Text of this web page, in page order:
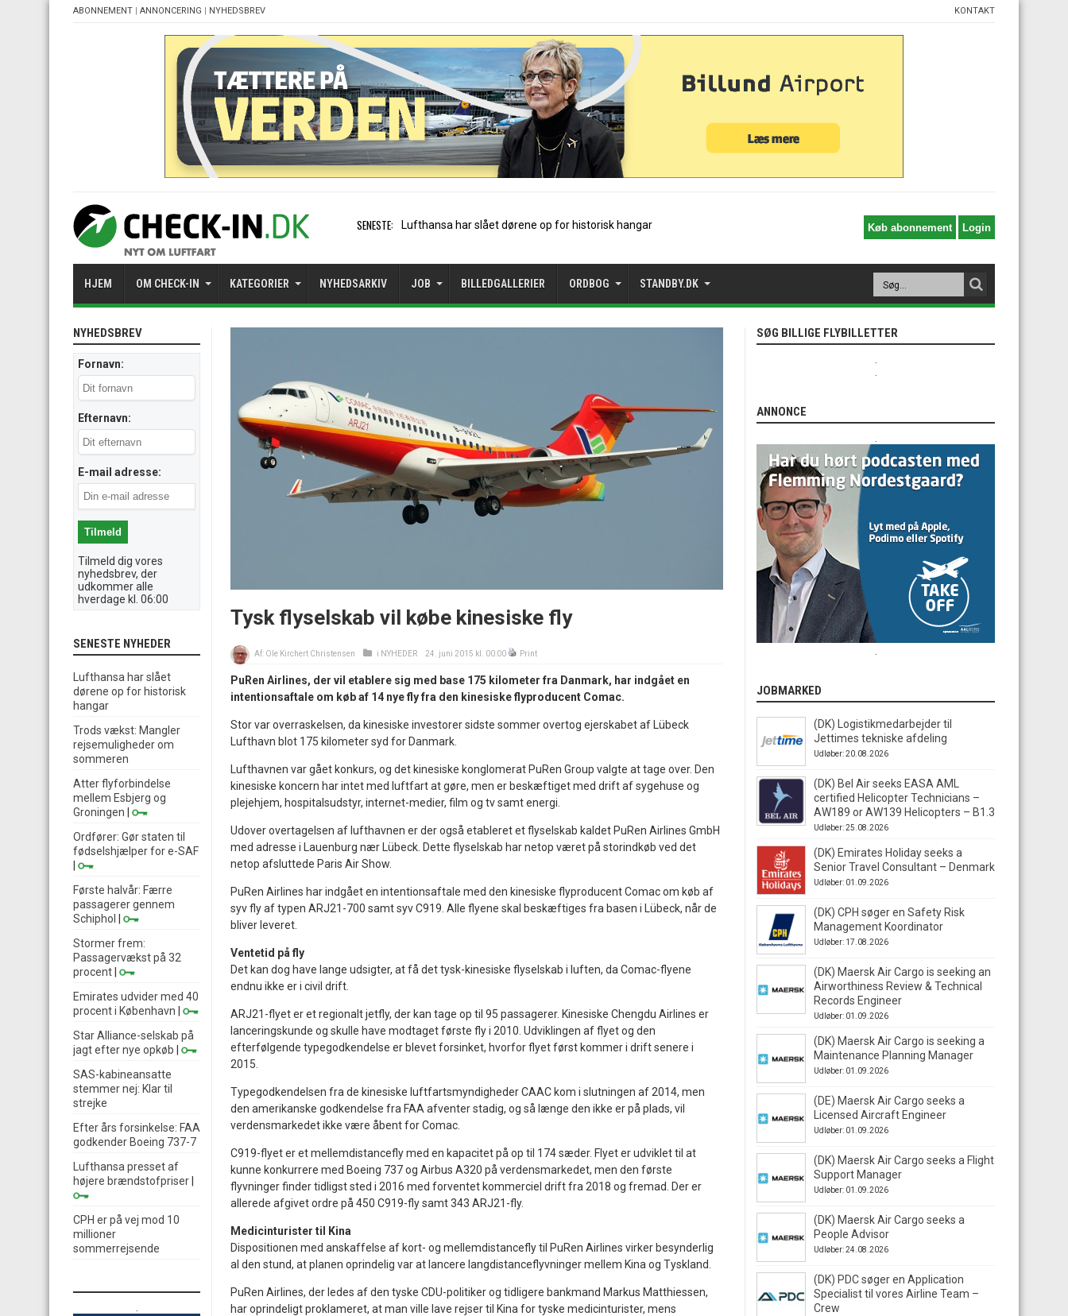
ABONNEMENT | ANNONCERING | NYHEDSBREV KONTAKT
SENESTE: Trods vækst: Mangler rejsemuli
HJEM OM CHECK-IN KATEGORIER NYHEDSARKIV JOB BILLEDGALLERIER ORDBOG STANDBY.DK
Tysk flyselskab vil købe kinesiske fly
Af: Ole Kirchert Christensen i NYHEDER 24. juni 2015 kl. 00:00 Print
PuRen Airlines, der vil etablere sig med base 175 kilometer fra Danmark, har indgået en
intentionsaftale om køb af 14 nye fly fra den kinesiske flyproducent Comac.
Stor var overraskelsen, da kinesiske investorer sidste sommer overtog ejerskabet af Lübeck
Lufthavn blot 175 kilometer syd for Danmark.
Lufthavnen var gået konkurs, og det kinesiske konglomerat PuRen Group valgte at tage over. Den
kinesiske koncern har intet med luftfart at gøre, men er beskæftiget med drift af sygehuse og
plejehjem, hospitalsudstyr, internet-medier, film og tv samt energi.
Udover overtagelsen af lufthavnen er der også etableret et flyselskab kaldet PuRen Airlines GmbH
med adresse i Lauenburg nær Lübeck. Dette flyselskab har netop været på storindkøb ved det
netop afsluttede Paris Air Show.
PuRen Airlines har indgået en intentionsaftale med den kinesiske flyproducent Comac om køb af
syv fly af typen ARJ21-700 samt syv C919. Alle flyene skal beskæftiges fra basen i Lübeck, når de
bliver leveret.
Ventetid på fly
Det kan dog have lange udsigter, at få det tysk-kinesiske flyselskab i luften, da Comac-flyene
endnu ikke er i civil drift.
ARJ21-flyet er et regionalt jetfly, der kan tage op til 95 passagerer. Kinesiske Chengdu Airlines er
lanceringskunde og skulle have modtaget første fly i 2010. Udviklingen af flyet og den
efterfølgende typegodkendelse er blevet forsinket, hvorfor flyet først kommer i drift senere i
2015.
Typegodkendelsen fra de kinesiske luftfartsmyndigheder CAAC kom i slutningen af 2014, men
den amerikanske godkendelse fra FAA afventer stadig, og så længe den ikke er på plads, vil
verdensmarkedet ikke være åbent for Comac.
C919-flyet er et mellemdistancefly med en kapacitet på op til 174 sæder. Flyet er udviklet til at
kunne konkurrere med Boeing 737 og Airbus A320 på verdensmarkedet, men den første
flyvninger finder tidligst sted i 2016 med forventet kommerciel drift fra 2018 og fremad. Der er
allerede afgivet ordre på 450 C919-fly samt 343 ARJ21-fly.
Medicinturister til Kina
Dispositionen med anskaffelse af kort- og mellemdistancefly til PuRen Airlines virker besynderlig
al den stund, at planen oprindelig var at lancere langdistanceflyvninger mellem Kina og Tyskland.
PuRen Airlines, der ledes af den tyske CDU-politiker og tidligere bankmand Markus Matthiessen,
har oprindeligt proklameret, at man ville lave rejser til Kina for tyske medicinturister, mens
NYHEDSBREV
Fornavn:
Efternavn:
E-mail adresse:
Tilmeld dig vores
nyhedsbrev, der
udkommer alle
hverdage kl. 06:00
SENESTE NYHEDER
Lufthansa har slået
dørene op for historisk
hangar
Trods vækst: Mangler
rejsemuligheder om
sommeren
Atter flyforbindelse
mellem Esbjerg og
Groningen
Ordfører: Gør staten til
fødselshjælper for e-SAF
Første halvår: Færre
passagerer gennem
Schiphol
Stormer frem:
Passagervækst på 32
procent
Emirates udvider med 40
procent i København
Star Alliance-selskab på
jagt efter nye opkøb
SAS-kabineansatte
stemmer nej: Klar til
strejke
Efter års forsinkelse: FAA
godkender Boeing 737-7
Lufthansa presset af
højere brændstofpriser
CPH er på vej mod 10
millioner
sommerrejsende
SØG BILLIGE FLYBILLETTER
ANNONCE
JOBMARKED
(DK) Logistikmedarbejder til
Jettimes tekniske afdeling
Udløber: 20.08.2026
(DK) Bel Air seeks EASA AML
certified Helicopter Technicians –
AW189 or AW139 Helicopters – B1.3
Udløber: 25.08.2026
(DK) Emirates Holiday seeks a
Senior Travel Consultant – Denmark
Udløber: 01.09.2026
(DK) CPH søger en Safety Risk
Management Koordinator
Udløber: 17.08.2026
(DK) Maersk Air Cargo is seeking an
Airworthiness Review & Technical
Records Engineer
Udløber: 01.09.2026
(DK) Maersk Air Cargo is seeking a
Maintenance Planning Manager
Udløber: 01.09.2026
(DE) Maersk Air Cargo seeks a
Licensed Aircraft Engineer
Udløber: 01.09.2026
(DK) Maersk Air Cargo seeks a Flight
Support Manager
Udløber: 01.09.2026
(DK) Maersk Air Cargo seeks a
People Advisor
Udløber: 24.08.2026
(DK) PDC søger en Application
Specialist til vores Airline Team –
Crew